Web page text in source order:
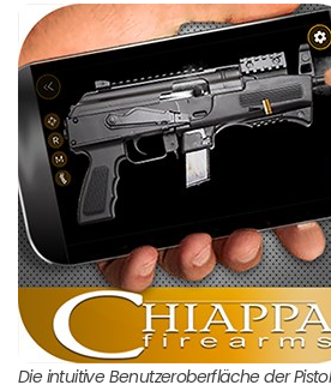
Die intuitive Benutzeroberfläche der